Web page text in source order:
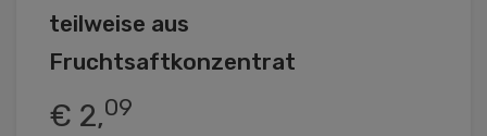
teilweise aus
Fruchtsaftkonzentrat
€ 2,09